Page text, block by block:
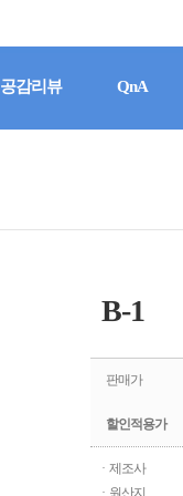
공감리뷰 QnA
B-1
판매가
할인적용가
· 제조사